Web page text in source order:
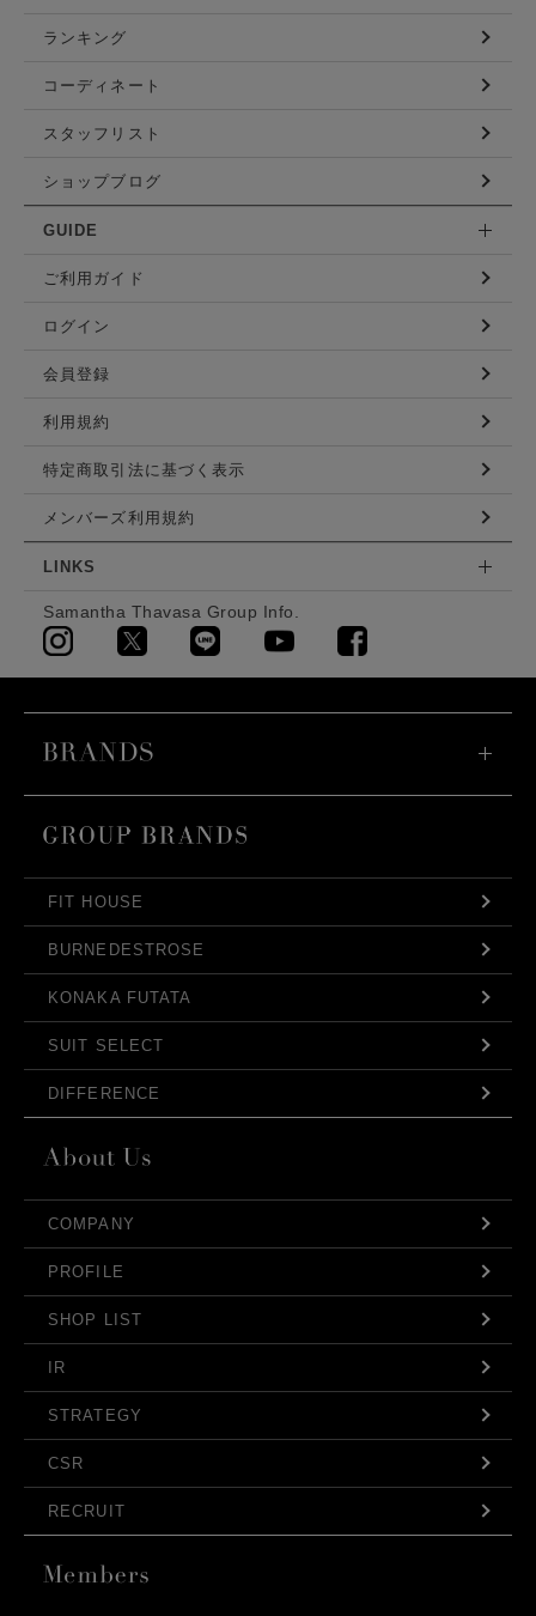
ランキング
コーディネート
スタッフリスト
ショップブログ
GUIDE
ご利用ガイド
ログイン
会員登録
利用規約
特定商取引法に基づく表示
メンバーズ利用規約
LINKS
Samantha Thavasa Group Info.
FIT HOUSE
BURNEDESTROSE
KONAKA FUTATA
SUIT SELECT
DIFFERENCE
COMPANY
PROFILE
SHOP LIST
IR
STRATEGY
CSR
RECRUIT